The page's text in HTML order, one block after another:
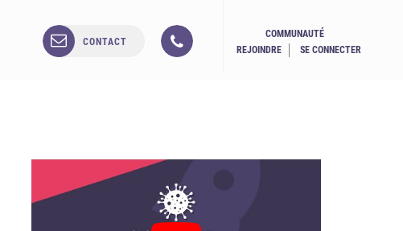
CONTACT
COMMUNAUTÉ
REJOINDRE
SE CONNECTER